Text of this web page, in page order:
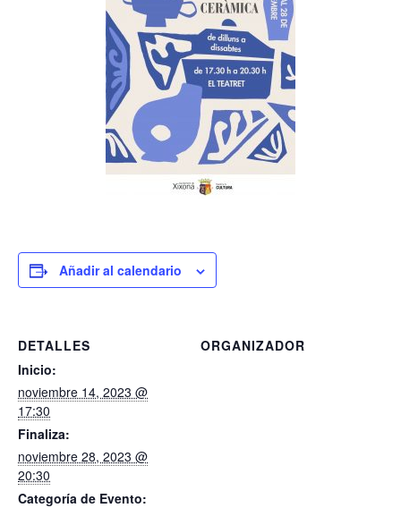
Añadir al calendario
DETALLES
Inicio:
noviembre 14, 2023 @
17:30
Finaliza:
noviembre 28, 2023 @
20:30
Categoría de Evento:
ORGANIZADOR